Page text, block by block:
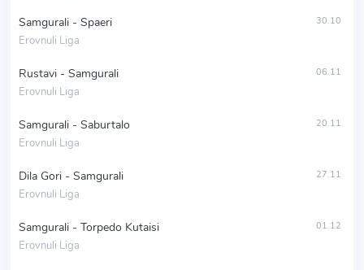
Samgurali - Spaeri
Erovnuli Liga
30.10
Rustavi - Samgurali
Erovnuli Liga
06.11
Samgurali - Saburtalo
Erovnuli Liga
20.11
Dila Gori - Samgurali
Erovnuli Liga
27.11
Samgurali - Torpedo Kutaisi
Erovnuli Liga
01.12